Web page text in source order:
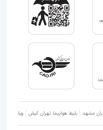
مشهد بلیط هواپیما تهران کیش ویلا شمال